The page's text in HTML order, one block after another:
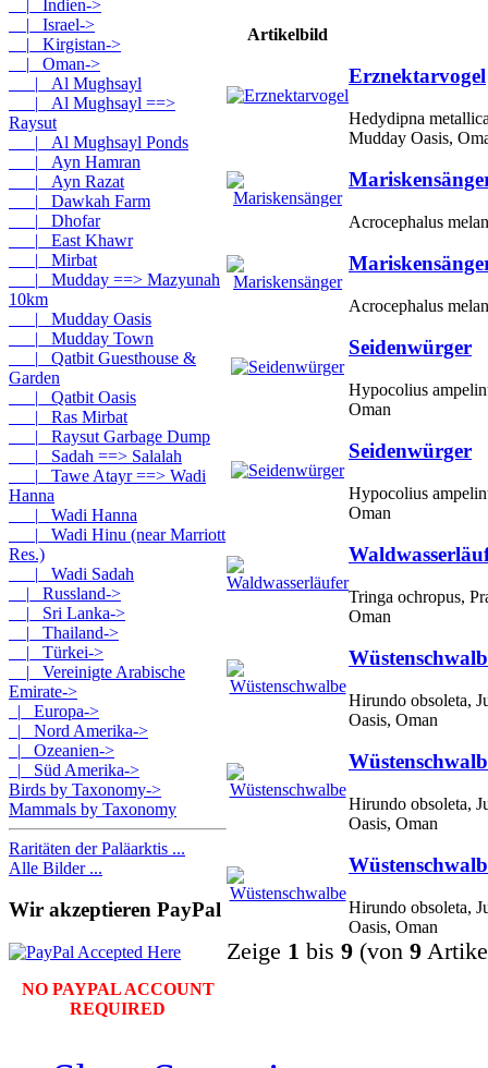
|_ Indien->
|_ Israel->
|_ Kirgistan->
|_ Oman->
|_ Al Mughsayl
|_ Al Mughsayl ==>
Raysut
|_ Al Mughsayl Ponds
|_ Ayn Hamran
|_ Ayn Razat
|_ Dawkah Farm
|_ Dhofar
|_ East Khawr
|_ Mirbat
|_ Mudday ==> Mazyunah
10km
|_ Mudday Oasis
|_ Mudday Town
|_ Qatbit Guesthouse &
Garden
|_ Qatbit Oasis
|_ Ras Mirbat
|_ Raysut Garbage Dump
|_ Sadah ==> Salalah
|_ Tawe Atayr ==> Wadi
Hanna
|_ Wadi Hanna
|_ Wadi Hinu (near Marriott
Res.)
|_ Wadi Sadah
|_ Russland->
|_ Sri Lanka->
|_ Thailand->
|_ Türkei->
|_ Vereinigte Arabische
Emirate->
|_ Europa->
|_ Nord Amerika->
|_ Ozeanien->
|_ Süd Amerika->
Birds by Taxonomy->
Mammals by Taxonomy
Raritäten der Paläarktis ...
Alle Bilder ...
Wir akzeptieren PayPal
NO PAYPAL ACCOUNT
REQUIRED
Artikelbild
Erznektarvogel
Hedydipna
Mudday Oasis,
Acrocephalus
Acrocephalus
Seidenwürger
Hypocolius
Oman
Seidenwürger
Hypocolius
Oman
Tringa ochropus,
Oman
Hirundo obsoleta,
Oasis, Oman
Hirundo obsoleta,
Oasis, Oman
Hirundo obsoleta,
Oasis, Oman
Zeige 1 bis 9 (von 9